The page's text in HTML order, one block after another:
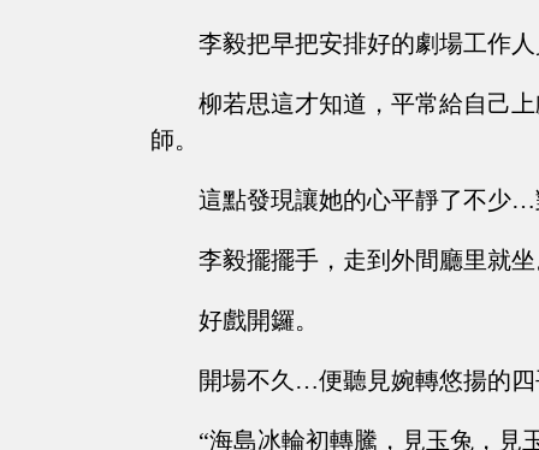
李毅把早把安排好的劇場工作
柳若思這才知道，平常給自己
師。
這點發現讓她的心平靜了不少
李毅擺擺手，走到外間廳里就
好戲開鑼。
開場不久…便聽見婉轉悠揚的
“海島冰輪初轉騰，見玉兔，見